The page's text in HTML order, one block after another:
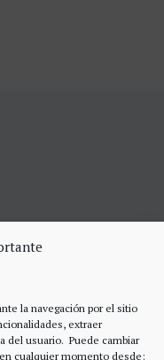
la navegación por el sitio
extraer
del usuario. Puede cambiar
cualquier momento desde:
75€